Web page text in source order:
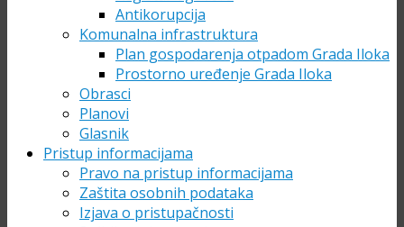
Antikorupcija
Komunalna infrastruktura
Plan gospodarenja otpadom Grada Iloka
Prostorno uređenje Grada Iloka
Obrasci
Planovi
Glasnik
Pristup informacijama
Pravo na pristup informacijama
Zaštita osobnih podataka
Izjava o pristupačnosti